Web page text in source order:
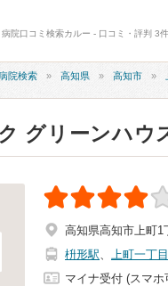
病院口コミ検索カルー - 口コミ・評判 3
院検索 高知県 高知市
グリーンハウ
高知県高知市上町1
枡形駅、 上町一丁
マイナ受付 (スマホ